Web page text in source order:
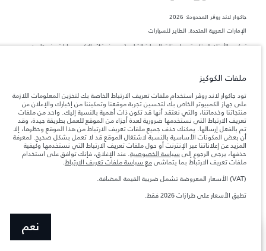
جاكوار لاند روڨر المحدودة: 2026
الإمارات العربية المتحدة, الطاير للسيارات
تعكس الأوزان المذكورة مواصفات السيارة القياسية. سوف تؤثر الإكسسوارات وغيرها من
المعلومات والمواصفات والأسعار والألوان المذكورة على هذا الموقع قد تختلف من بلد إلى
آخر، كما أنّها قد تتغير بدون إشعار مسبق. الرجاء التواصل مع وكيلنا المحلي للتأكد من توفّرها
والتحقق من الأسعار.
ملاحظة مهمة حول الصور والمواصفات.إن النقص العالمي في أشباه الموصلات يؤثر حاليًا
في مواصفات تصميم السيارات وتوفر الخيارات وتوقيتات التصاميم. هذا ظرف ديناميكي
للغاية، ونتيجة لذلك، قد لا تمثّل الصور المستخدَمة ضمن موقع الويب حاليًا المواصفات الحالية
بالكامل بالنسبة إلى الميزات والخيارات والحلية ومجموعات الألوان. يرجى استشارة وكيلك الذي
سيتمكّن من تأكيد أي تقييدات حالية معك للسماح لك باتخاذ قرار مدروس
يتباين استهلك الوقود الفعلي للمركبة عن ذلك المتحقق في تلك الاختبارات كما أن هذه
الأسعار المعروضة تشمل ضريبة القيمة المضافة (VAT).
ملفات الكوكيز
تود جاكوار لاند روڤر استخدام ملفات تعريف الارتباط الخاصة بك لتخزين المعلومات اللازمة
على جهاز الكمبيوتر الخاص بك لتحسين تجربة موقعنا وتمكيننا من إخبارك والإعلان عن
منتجاتنا وخدماتنا، والتي نعتقد أنها قد تكون ذات أهمية بالنسبة إليك. واحد من ملفات
تعريف الارتباط التي نستخدمها ضرورية لعدة أجزاء من الموقع للعمل بطريقة جيدة، وقد
تم بالفعل إرسالها. يمكنك حذف جميع ملفات تعريف الارتباط من هذا الموقع وحظرها، إلا
أن بعض المكونات الأساسية بالنسبة لاشتغال الموقع قد لا تعمل بشكل صحيح. لمعرفة
المزيد عن إعلاناتنا عبر الإنترنت أو حول ملفات تعريف الارتباط التي نستخدمها وكيفية
حذفها، يرجى الرجوع إلى سياسة الخصوصية. عند الإغلاق، فإنك توافق على استخدام
ملفات تعريف الارتباط بما يتماشىمع سياسة ملفات تعريف الارتباط.
(VAT) الأسعار المعروضة تشمل ضريبة القيمة المضافة.
تطبق الأسعار على طرازات 2026 فقط.
نعم
صمّم سيارتك